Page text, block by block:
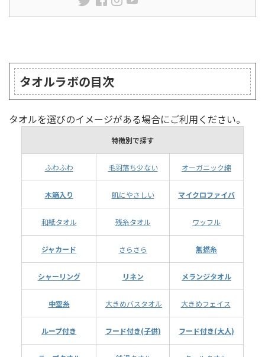
タオルラボの目次
タオルを選びのイメージがある場合にご利用ください。
特徴別で探す
ふわふわ 毛羽落ち少ない オーガニック綿
木箱入り 肌にやさしい マイクロファイバ
和紙タオル 残糸タオル ワッフル
ジャカード さらさら 無撚糸
シャーリング リネン メランジタオル
中空糸 大きめバスタオル 大きめフェイス
ループ付き フード付き(子供) フード付き(大人)